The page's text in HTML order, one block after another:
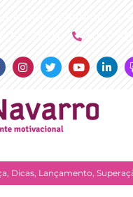
InstagramTwitterYoutube
Dicas Lançamento